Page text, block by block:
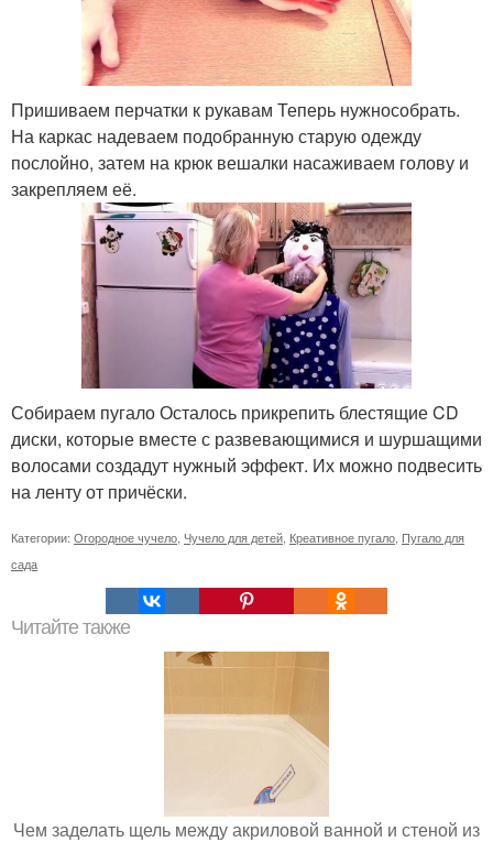
Пришиваем перчатки к рукавам Теперь нужнособрать.
На каркас надеваем подобранную старую одежду
послойно, затем на крюк вешалки насаживаем голову и
закрепляем её.
Собираем пугало Осталось прикрепить блестящие CD
диски, которые вместе с развевающимися и шуршащими
волосами создадут нужный эффект. Их можно подвесить
на ленту от причёски.
Категории: Огородное чучело Чучело для детей Креативное пугало Пугало для
сада
Читайте также
Чем заделать щель между акриловой ванной и стеной из